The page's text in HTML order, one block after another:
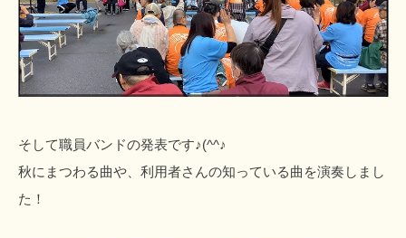
そして職員バンドの発表です♪(^^♪
秋にまつわる曲や、利用者さんの知っている曲を演奏しまし
た！